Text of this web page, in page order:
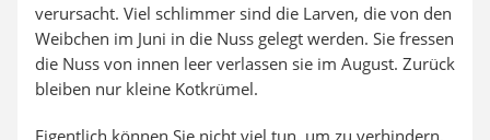
verursacht. Viel schlimmer sind die Larven, die von den
Weibchen im Juni in die Nuss gelegt werden. Sie fressen
die Nuss von innen leer verlassen sie im August. Zurück
bleiben nur kleine Kotkrümel.
Eigentlich können Sie nicht viel tun, um zu verhindern,